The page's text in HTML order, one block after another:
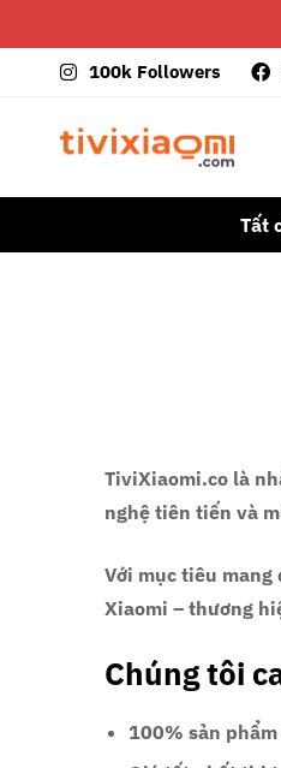
100k Followers
Tất
TiviXiaomi.co là
nghệ tiên tiến và
Với mục tiêu mang
Xiaomi – thương
Chúng tôi
100% sản